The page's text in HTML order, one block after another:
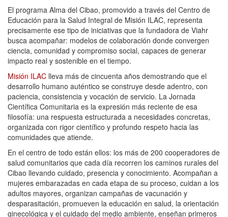
El programa Alma del Cibao, promovido a través del Centro de
Educación para la Salud Integral de Misión ILAC, representa
precisamente ese tipo de iniciativas que la fundadora de Viahr
busca acompañar: modelos de colaboración donde convergen
ciencia, comunidad y compromiso social, capaces de generar
impacto real y sostenible en el tiempo.
Misión ILAC lleva más de cincuenta años demostrando que el
desarrollo humano auténtico se construye desde adentro, con
paciencia, consistencia y vocación de servicio. La Jornada
Científica Comunitaria es la expresión más reciente de esa
filosofía: una respuesta estructurada a necesidades concretas,
organizada con rigor científico y profundo respeto hacia las
comunidades que atiende.
En el centro de todo están ellos: los más de 200 cooperadores de
salud comunitarios que cada día recorren los caminos rurales del
Cibao llevando cuidado, presencia y conocimiento. Acompañan a
mujeres embarazadas en cada etapa de su proceso, cuidan a los
adultos mayores, organizan campañas de vacunación y
desparasitación, promueven la educación en salud, la orientación
ginecológica y el cuidado del medio ambiente, enseñan primeros